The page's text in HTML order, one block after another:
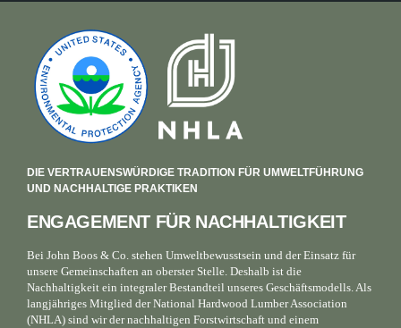
DIE VERTRAUENSWÜRDIGE TRADITION FÜR UMWELTFÜHRUNG
UND NACHHALTIGE PRAKTIKEN
ENGAGEMENT FÜR NACHHALTIGKEIT
Bei John Boos & Co. stehen Umweltbewusstsein und der Einsatz für
unsere Gemeinschaften an oberster Stelle. Deshalb ist die
Nachhaltigkeit ein integraler Bestandteil unseres Geschäftsmodells. Als
langjähriges Mitglied der National Hardwood Lumber Association
(NHLA) sind wir der nachhaltigen Forstwirtschaft und einem